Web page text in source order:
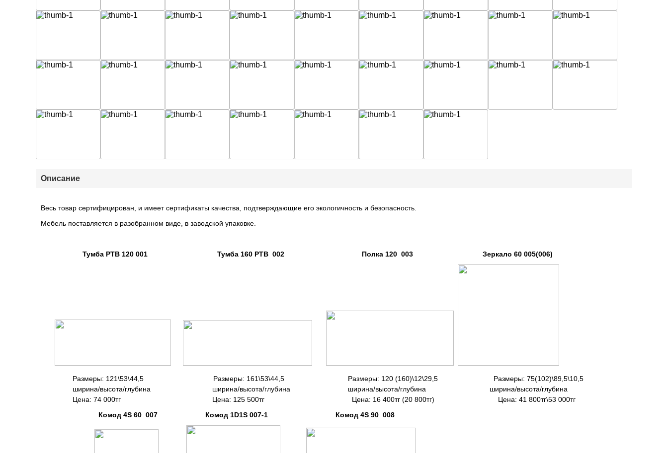
Описание
Весь товар сертифицирован, и имеет сертификаты качества, подтверждающие его экологичность и безопасность.
Мебель поставляется в разобранном виде, в заводской упаковке.
Тумба РТВ 120 001 Тумба 160 РТВ 002 Полка 120 003 Зеркало 60 005(006)
Размеры: 121\53\44,5 Размеры: 161\53\44,5 Размеры: 120 (160)\12\29,5
Размеры: 75(102)\89,5\10,5
ширина/высота/глубина ширина/высота/глубина ширина/высота/глубина ширина/высота/глубина
Цена: 74 000тг Цена: 125 500тг Цена: 16 400тг (20 800тг) Цена: 41 800тг\53 000тг
Комод 4S 60 007 Комод 1D1S 007-1 Комод 4S 90 008